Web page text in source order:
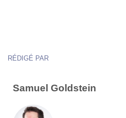
RÉDIGÉ PAR
Samuel Goldstein